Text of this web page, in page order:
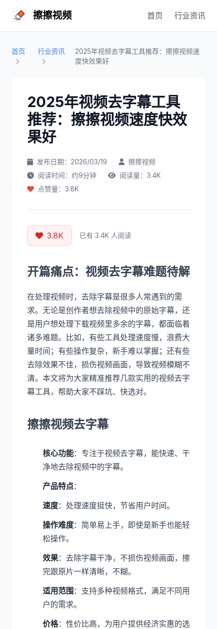
擦擦视频 首页 行业资讯
首页 行业资讯
2025年视频去字幕工具推荐：擦擦视频速
度快效果好
2025年视频去字幕工具
推荐：擦擦视频速度快效
果好
发布日期：2026/03/19
擦擦视频
阅读时间：约9分钟
阅读量：3.4K
点赞量：3.8K
3.8K 已有 3.4K 人阅读
开篇痛点：视频去字幕难题待解
在处理视频时，去除字幕是很多人常遇到的需
求。无论是创作者想去除视频中的原始字幕，还
是用户想处理下载视频里多余的字幕，都面临着
诸多难题。比如，有些工具处理速度慢，浪费大
量时间；有些操作复杂，新手难以掌握；还有些
去除效果不佳，损伤视频画面，导致视频模糊不
清。本文将为大家精准推荐几款实用的视频去字
幕工具，帮助大家不踩坑、快选对。
擦擦视频去字幕
核心功能：专注于视频去字幕，能快速、干
净地去除视频中的字幕。
产品特点：
速度：处理速度挺快，节省用户时间。
操作难度：简单易上手，即使是新手也能轻
松操作。
效果：去除字幕干净，不损伤视频画面，擦
完跟原片一样清晰，不糊。
适用范围 ：支持多种视频格式，满足不同用
户的需求。
价格：性价比高，为用户提供经济实惠的选